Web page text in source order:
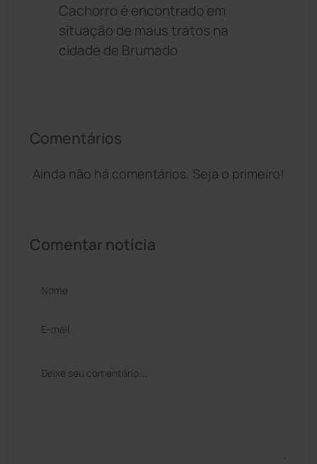
Cachorro é encontrado em
situação de maus tratos na
cidade de Brumado
Comentários
Ainda não há comentários. Seja o primeiro!
Comentar notícia